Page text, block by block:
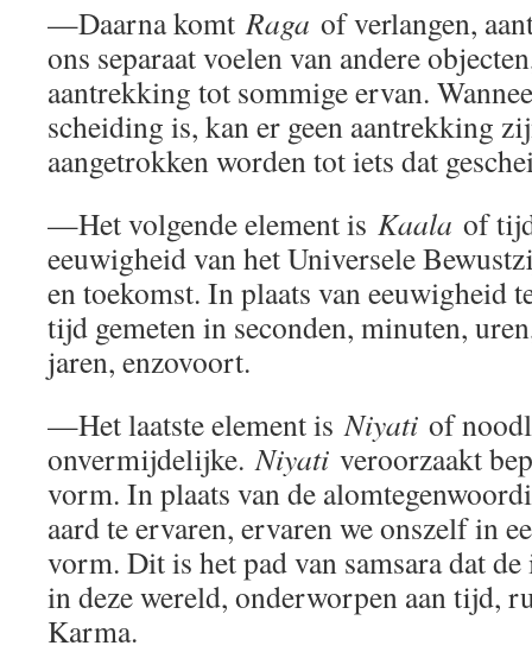
—Daarna komt Raga of verlangen,
ons separaat voelen van andere
aantrekking tot sommige ervan.
scheiding is, kan er geen aantrekking
aangetrokken worden tot iets dat
—Het volgende element is Kaala of
eeuwigheid van het Universele
en toekomst. In plaats van eeuwigheid
tijd gemeten in seconden, minuten,
jaren, enzovoort.
—Het laatste element is Niyati of
onvermijdelijke. Niyati veroorzaakt
vorm. In plaats van de
aard te ervaren, ervaren we onszelf in
vorm. Dit is het pad van samsara dat
in deze wereld, onderworpen aan tijd,
Karma.